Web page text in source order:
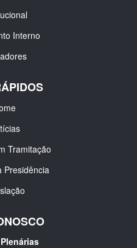
Interno
Tramitação
Presidência